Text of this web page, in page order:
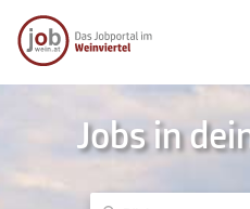
Jobs in